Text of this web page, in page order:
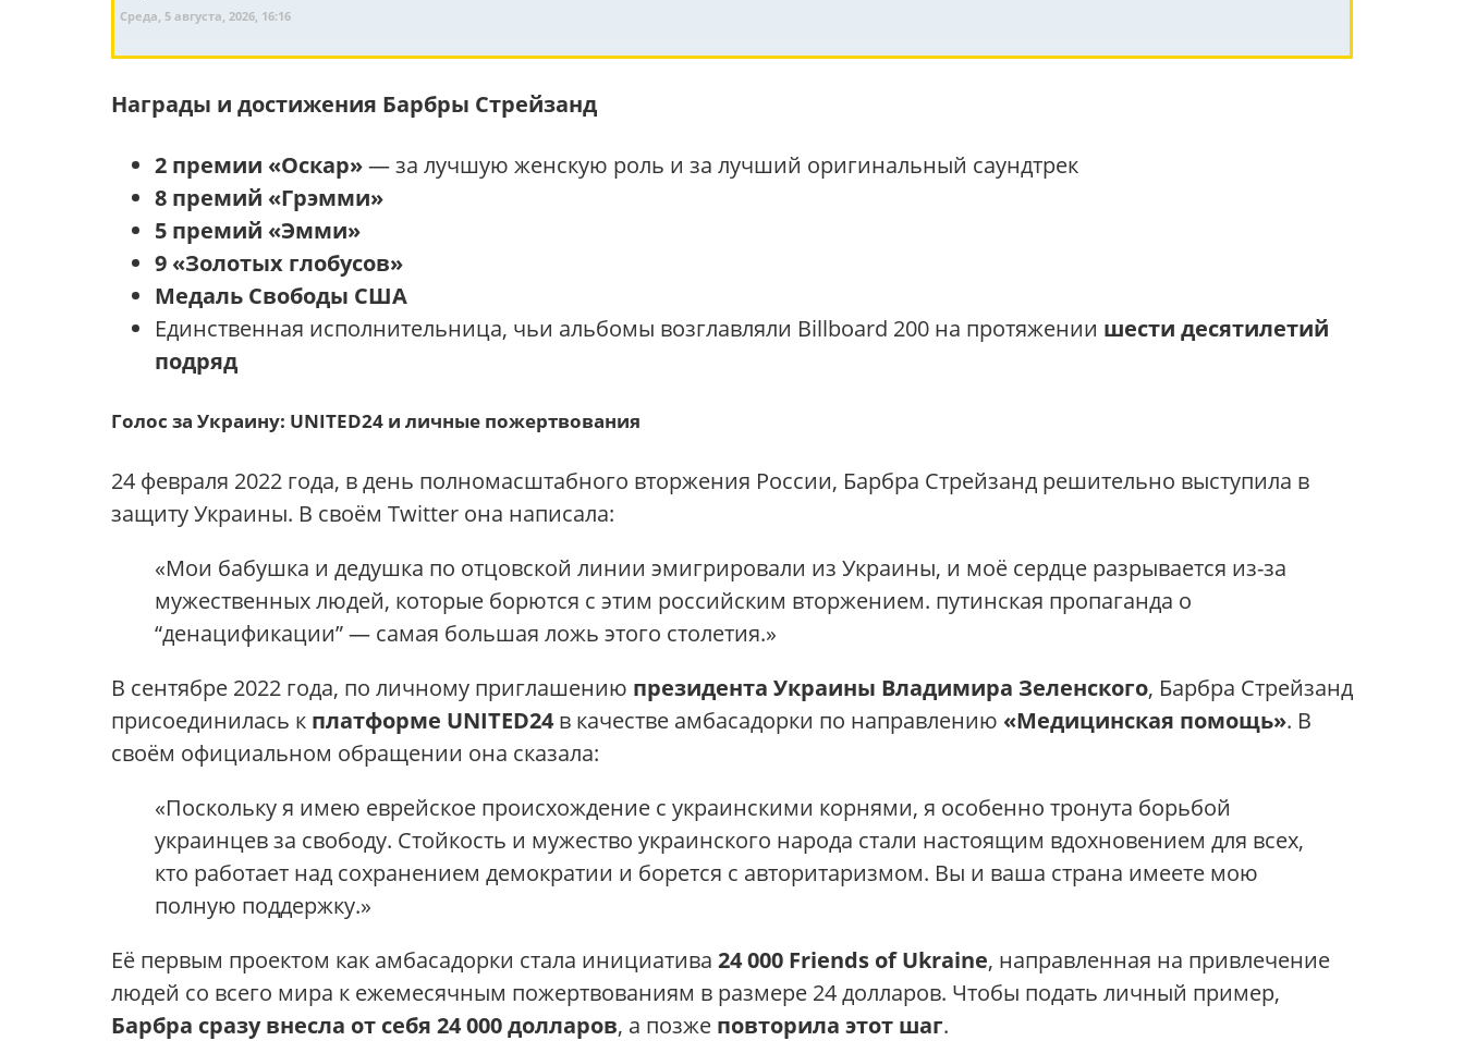
Среда, 5 августа, 2026, 16:16
Награды и достижения Барбры Стрейзанд
2 премии «Оскар»— за лучшую женскую роль и за лучший оригинальный саундтрек
8 премий «Грэмми»
5 премий «Эмми»
9 «Золотых глобусов»
Медаль Свободы США
Единственная исполнительница, чьи альбомы возглавляли Billboard 200 на протяжении шести десятилетий
подряд
Голос за Украину: UNITED24 и личные пожертвования
24 февраля 2022 года, в день полномасштабного вторжения России, Барбра Стрейзанд решительно выступила в
защиту Украины. В своём Twitter она написала:
«Мои бабушка и дедушка по отцовской линии эмигрировали из Украины, и моё сердце разрывается из-за
мужественных людей, которые борются с этим российским вторжением. путинская пропаганда о
“денацификации” — самая большая ложь этого столетия.»
В сентябре 2022 года, по личному приглашению президента Украины Владимира Зеленского, Барбра Стрейзанд
присоединилась к платформе UNITED24 в качестве амбасадорки по направлению «Медицинская помощь». В
своём официальном обращении она сказала:
«Поскольку я имею еврейское происхождение с украинскими корнями, я особенно тронута борьбой
украинцев за свободу. Стойкость и мужество украинского народа стали настоящим вдохновением для всех,
кто работает над сохранением демократии и борется с авторитаризмом. Вы и ваша страна имеете мою
полную поддержку.»
Её первым проектом как амбасадорки стала инициатива 24 000 Friends of Ukraine, направленная на привлечение
людей со всего мира к ежемесячным пожертвованиям в размере 24 долларов. Чтобы подать личный пример,
Барбра сразу внесла от себя 24 000 долларов, а позже повторила этот шаг.